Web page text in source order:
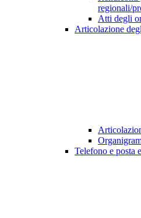
regionali/
Atti degli
Articolazione
Telefono e posta